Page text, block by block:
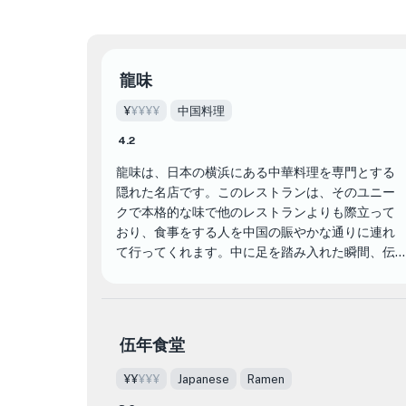
龍味
¥¥¥¥¥ 中国料理
4.2
龍味は、日本の横浜にある中華料理を専門とする
隠れた名店です。このレストランは、そのユニー
クで本格的な味で他のレストランよりも際立って
おり、食事をする人を中国の賑やかな通りに連れ
て行ってくれます。中に足を踏み入れた瞬間、伝
巡る料理の旅です。食欲をそそる餃子から風味豊
かな麺類、香り豊かな炒め物まで、すべての料理
伍年食堂
¥¥¥¥¥ Japanese Ramen